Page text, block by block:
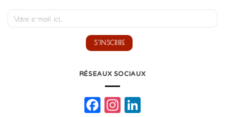
RÉSEAUX SOCIAUX
Facebook
Instagram